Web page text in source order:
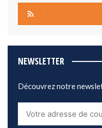
NEWSLETTER
Découvrez notre